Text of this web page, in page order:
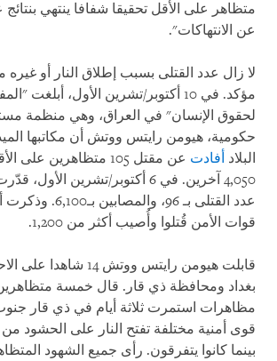
متظاهر على الأقل تحقيقا شفافا ينتهي بنتائج
عن الانتهاكات".
لا زال عدد القتلى بسبب إطلاق النار أو غيره
مؤكد. في 10 أكتوبر/تشرين الأول، أبلغت
لحقوق الإنسان" في العراق، وهي منظمة
حكومية، هيومن رايتس ووتش أن مكاتبها
البلاد أفادت
عن مقتل 105 متظاهرين
4,050 آخرين. في 6 أكتوبر/تشرين الأول، قدّرت
عدد القتلى بـ 96،
قوات الأمن قُتلوا وأُصيب أكثر من 1,200
.
قابلت هيومن رايتس ووتش 14
بغداد ومحافظة ذي قار. قال خمسة
مظاهرات استمرت ثلاثة أيام في ذي قار جنوب
قوى أمنية مختلفة تفتح النار على الحشود من
بينما كانوا يتفرقون. رأى جميع الشهود